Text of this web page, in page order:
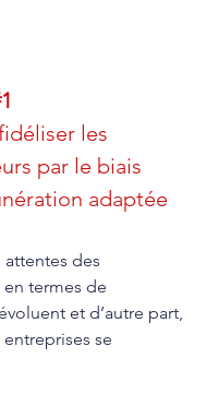
les
par le biais
adaptée
attentes des
termes de
et d’autre part,
se